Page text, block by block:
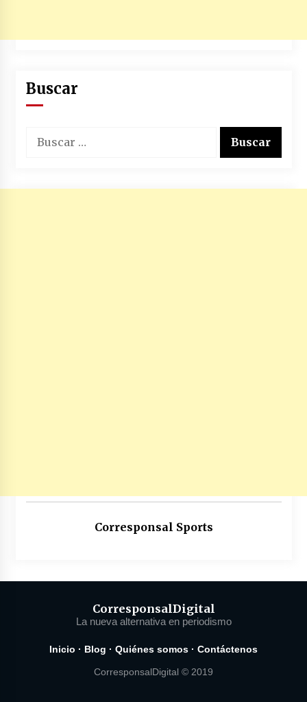
Buscar
Corresponsal Sports
CorresponsalDigital
La nueva alternativa en periodismo
Inicio · Blog · Quiénes somos · Contáctenos
CorresponsalDigital © 2019